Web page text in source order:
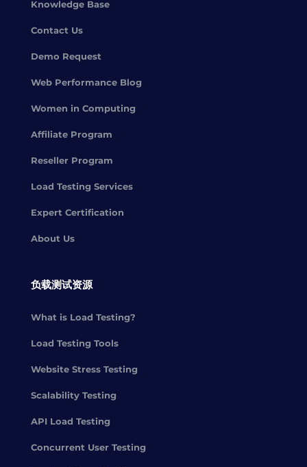
Knowledge Base
Contact Us
Demo Request
Web Performance Blog
Women in Computing
Affiliate Program
Reseller Program
Load Testing Services
Expert Certification
About Us
负载测试资源
What is Load Testing?
Load Testing Tools
Website Stress Testing
Scalability Testing
API Load Testing
Concurrent User Testing